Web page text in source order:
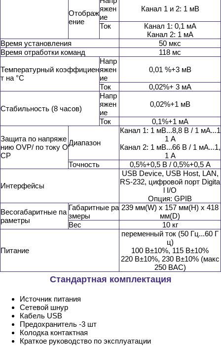
Отображ
ение
яжен
ие
Канал 1 и 2: 1 мВ
Ток
Канал 1: 0,1 мА
Канал 2: 1 мА
Время установления
50 мкс
Время отработки команд
118 мс
Температурный коэффициен
т на °C
Напр
яжен
ие
0,01 %+3 мВ
Ток 0,02%+ 3 мA
Стабильность (8 часов)
Напр
яжен
ие
0,02%+1 мВ
Ток 0,1%+1 мА
Защита по напряже
нию OVP/ по току O
CP
Диапазон
Канал 1: 1 мВ...8,8 В / 1 мА...1
1 A
Канал 2: 1 мВ...66 В / 1 мА...1,
1 A
Точность
0,5%+0,5 В / 0,5%+0,5 A
Интерфейсы
USB Device, USB Host, LAN,
RS-232, цифровой порт Digita
l I/O
Опция: GPIB
Весогабаритные па
раметры
Габаритные ра
змеры
239 мм(W) x 157 мм(H) x 418
мм(D)
Вес
10 кг
Питание
переменный ток (50 Гц...60 Г
ц)
100 В±10%, 115 В±10%
220 В±10%, 230 В±10% (макс
250 ВAC)
Стандартная комплектация
Источник питания
Сетевой шнур
Кабель USB
Предохранитель -3 шт
Колодка контактная
Краткое руководство по эксплуатации